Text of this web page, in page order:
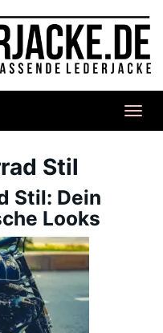
Stil
Stil: Dein
Looks